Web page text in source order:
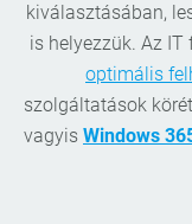
kiválasztásában,
is helyezzük. Az
optimális
szolgáltatások
vagyis Windows